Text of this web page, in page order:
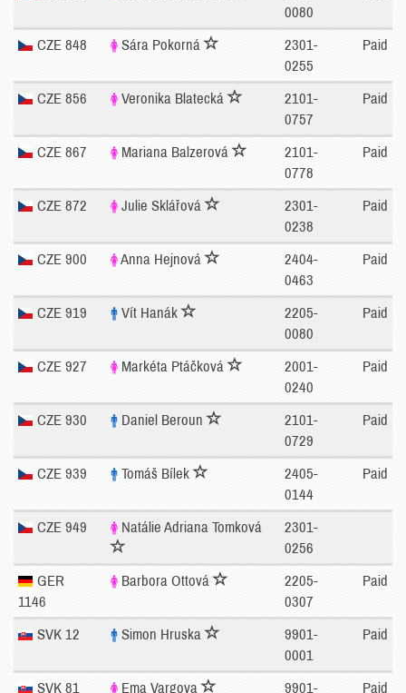
0080
CZE 848 Sára Pokorná
2301-
0255
Paid
CZE 856 Veronika Blatecká
2101-
0757
Paid
CZE 867 Mariana Balzerová
2101-
0778
Paid
CZE 872 Julie Sklářová
2301-
0238
Paid
CZE 900 Anna Hejnová
2404-
0463
Paid
CZE 919 Vít Hanák
2205-
0080
Paid
CZE 927 Markéta Ptáčková
2001-
0240
Paid
CZE 930 Daniel Beroun
2101-
0729
Paid
CZE 939 Tomáš Bílek
2405-
0144
Paid
CZE 949 Natálie Adriana Tomková
2301-
0256
GER
1146
Barbora Ottová
2205-
0307
Paid
SVK 12 Simon Hruska
9901-
0001
Paid
SVK 81 Ema Vargova 9901- Paid